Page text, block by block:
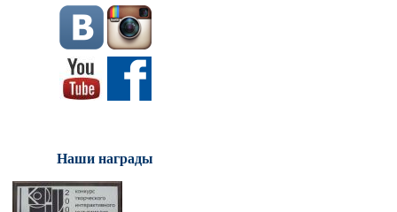
Наши награды